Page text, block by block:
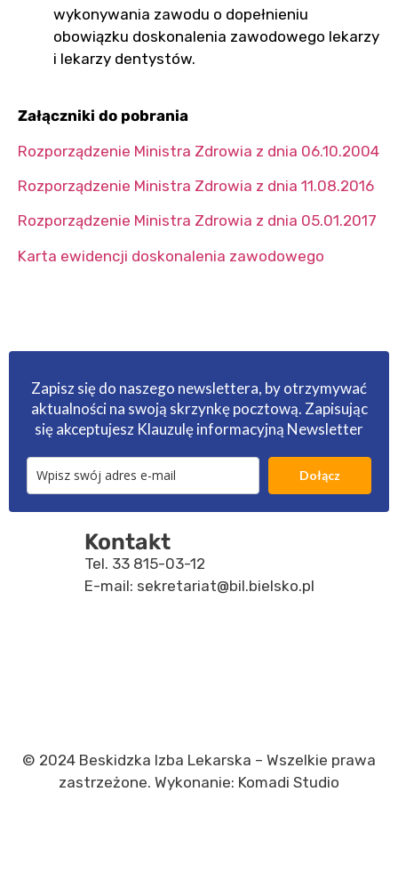
wykonywania zawodu o dopełnieniu
obowiązku doskonalenia zawodowego lekarzy
i lekarzy dentystów.
Załączniki do pobrania
Rozporządzenie Ministra Zdrowia z dnia 06.10.2004
Rozporządzenie Ministra Zdrowia z dnia 11.08.2016
Rozporządzenie Ministra Zdrowia z dnia 05.01.2017
Karta ewidencji doskonalenia zawodowego
Zapisz się do naszego newslettera, by otrzymywać
aktualności na swoją skrzynkę pocztową. Zapisując
się akceptujesz Klauzulę informacyjną Newsletter
Dołącz
Kontakt
Tel. 33 815-03-12
E-mail: sekretariat@bil.bielsko.pl
© 2024 Beskidzka Izba Lekarska – Wszelkie prawa
zastrzeżone. Wykonanie: Komadi Studio